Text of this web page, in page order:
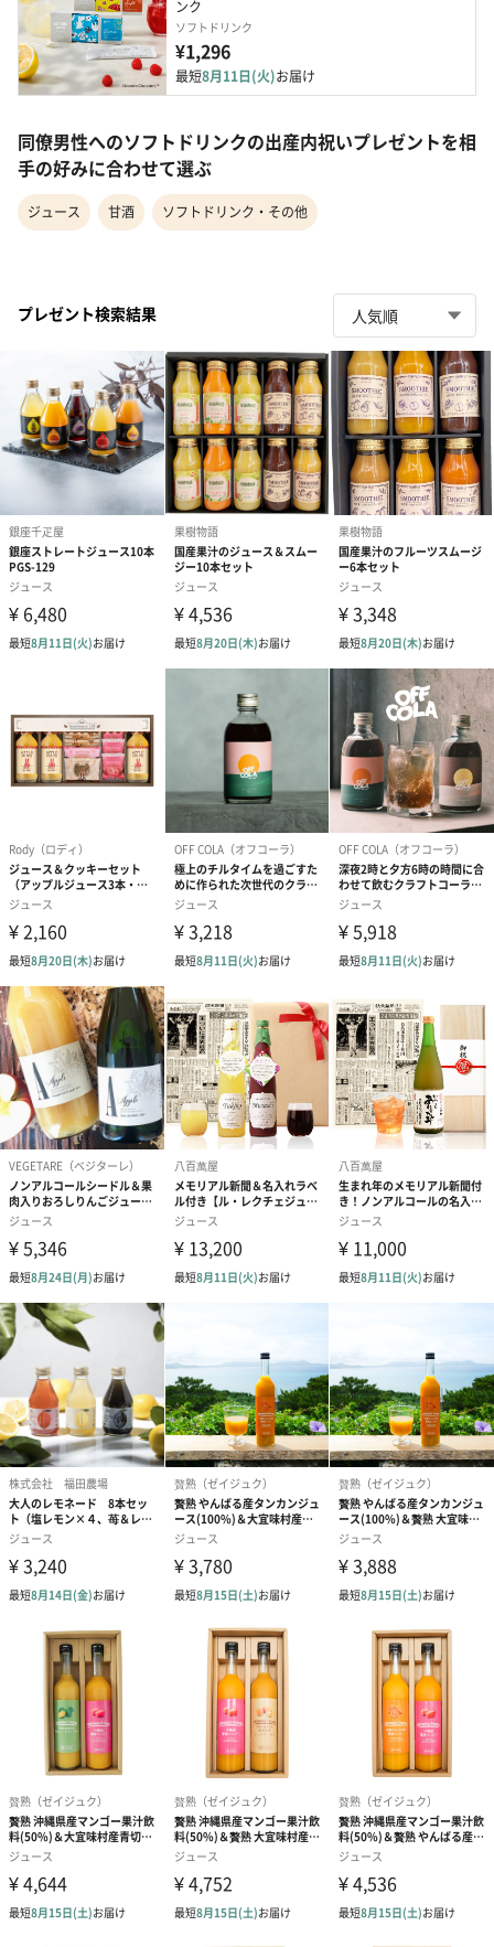
ンク
ソフトドリンク
¥1,296
最短8月11日(火)お届け
同僚男性へのソフトドリンクの出産内祝いプレゼントを相
手の好みに合わせて選ぶ
ジュース 甘酒 ソフトドリンク・その他
プレゼント検索結果